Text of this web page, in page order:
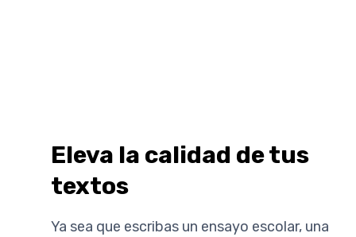
Eleva la calidad de tus
textos
Ya sea que escribas un ensayo escolar, una